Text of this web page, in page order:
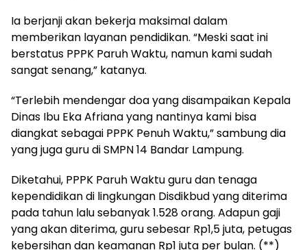
Ia berjanji akan bekerja maksimal dalam
memberikan layanan pendidikan. “Meski saat ini
berstatus PPPK Paruh Waktu, namun kami sudah
sangat senang,” katanya.
“Terlebih mendengar doa yang disampaikan Kepala
Dinas Ibu Eka Afriana yang nantinya kami bisa
diangkat sebagai PPPK Penuh Waktu,” sambung dia
yang juga guru di SMPN 14 Bandar Lampung.
Diketahui, PPPK Paruh Waktu guru dan tenaga
kependidikan di lingkungan Disdikbud yang diterima
pada tahun lalu sebanyak 1.528 orang. Adapun gaji
yang akan diterima, guru sebesar Rp1,5 juta, petugas
kebersihan dan keamanan Rp1 juta per bulan. (**)